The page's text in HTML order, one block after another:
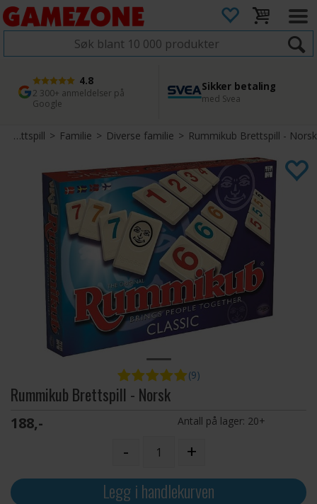
4.8
2 300+ anmeldelser på
Google
Sikker betaling
med Svea
1 dags levering
Bestill innen kl. 12
45 dager returfrist
Enkel retur
Brettspill > Familie> Diverse familie> Rummikub Brettspill - Norsk
(9)
Rummikub Brettspill - Norsk
188,- Antall på lager: 20+
- +
Legg i handlekurven